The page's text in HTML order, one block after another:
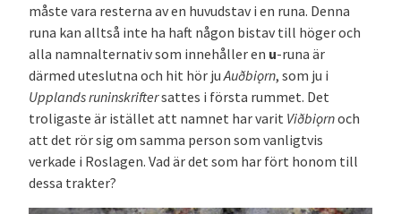
måste vara resterna av en huvudstav i en runa. Denna
runa kan alltså inte ha haft någon bistav till höger och
alla namnalternativ som innehåller en u-runa är
därmed uteslutna och hit hör ju Auðbiǫrn, som ju i
Upplands runinskriftersattes i första rummet. Det
troligaste är istället att namnet har varit Viðbiǫrnoch
att det rör sig om samma person som vanligtvis
verkade i Roslagen. Vad är det som har fört honom till
dessa trakter?